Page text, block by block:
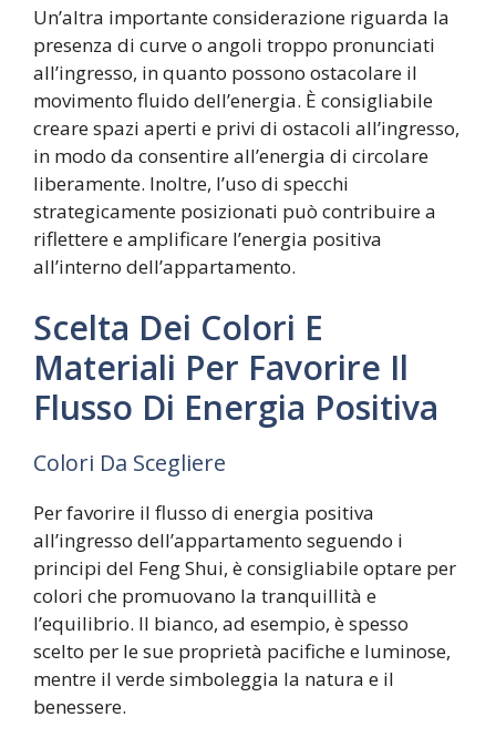
Un’altra importante considerazione riguarda la
presenza di curve o angoli troppo pronunciati
all’ingresso, in quanto possono ostacolare il
movimento fluido dell’energia. È consigliabile
creare spazi aperti e privi di ostacoli all’ingresso,
in modo da consentire all’energia di circolare
liberamente. Inoltre, l’uso di specchi
strategicamente posizionati può contribuire a
riflettere e amplificare l’energia positiva
all’interno dell’appartamento.
Scelta Dei Colori E
Materiali Per Favorire Il
Flusso Di Energia Positiva
Colori Da Scegliere
Per favorire il flusso di energia positiva
all’ingresso dell’appartamento seguendo i
principi del Feng Shui, è consigliabile optare per
colori che promuovano la tranquillità e
l’equilibrio. Il bianco, ad esempio, è spesso
scelto per le sue proprietà pacifiche e luminose,
mentre il verde simboleggia la natura e il
benessere.